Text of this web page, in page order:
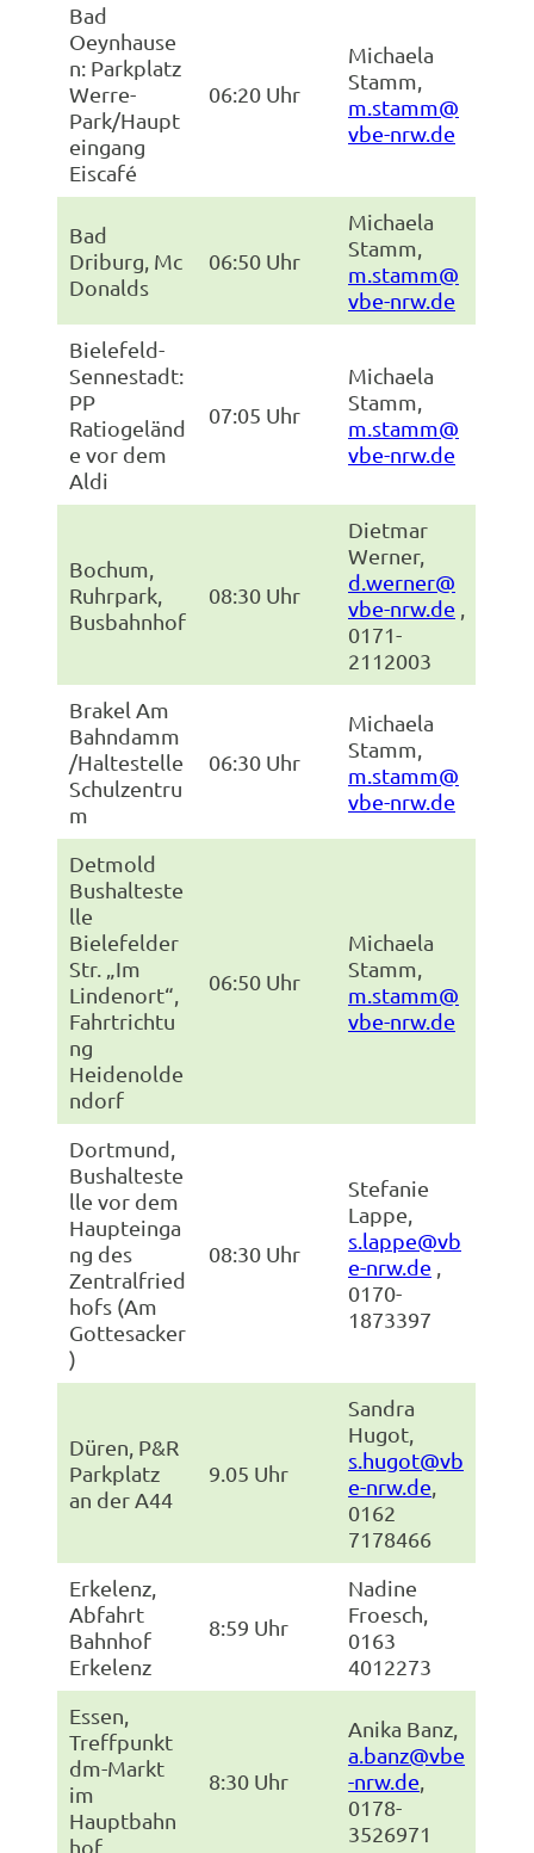
Bad
Oeynhause
n: Parkplatz
Werre-
Park/Haupt
eingang
Eiscafé
06:20 Uhr
Michaela
Stamm,
m.stamm@
vbe-nrw.de
Bad
Driburg, Mc
Donalds
06:50 Uhr
Michaela
Stamm,
m.stamm@
vbe-nrw.de
Bielefeld-
Sennestadt:
PP
Ratiogeländ
e vor dem
Aldi
07:05 Uhr
Michaela
Stamm,
m.stamm@
vbe-nrw.de
Bochum,
Ruhrpark,
Busbahnhof
08:30 Uhr
Dietmar
Werner,
d.werner@
vbe-nrw.de
0171-
2112003
Brakel Am
Bahndamm
/Haltestelle
Schulzentru
m
06:30 Uhr
Michaela
Stamm,
m.stamm@
vbe-nrw.de
Detmold
Bushalteste
lle
Bielefelder
Str. „Im
Lindenort“,
Fahrtrichtu
ng
Heidenolde
ndorf
06:50 Uhr
Michaela
Stamm,
m.stamm@
vbe-nrw.de
Dortmund,
Bushalteste
lle vor dem
Haupteinga
ng des
Zentralfried
hofs (Am
Gottesacker
)
08:30 Uhr
Stefanie
Lappe,
s.lappe@vb
e-nrw.de
0170-
1873397
Düren, P&R
Parkplatz
an der A44
9.05 Uhr
Sandra
Hugot,
s.hugot@vb
e-nrw.de
0162
7178466
Erkelenz,
Abfahrt
Bahnhof
Erkelenz
8:59 Uhr
Nadine
Froesch,
0163
4012273
Essen,
Treffpunkt
dm-Markt
im
Hauptbahn
hof
8:30 Uhr
Anika Banz,
a.banz@vbe
-nrw.de
0178-
3526971